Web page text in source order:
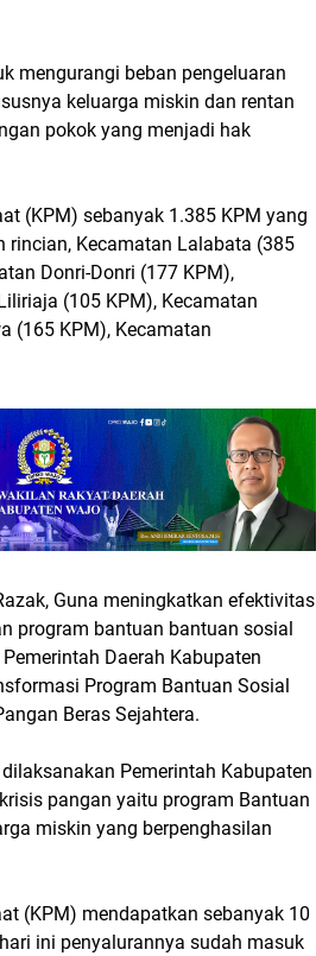
mengurangi beban pengeluaran
keluarga miskin dan rentan
pokok yang menjadi hak
(KPM) sebanyak 1.385 KPM yang
rincian, Kecamatan Lalabata (385
Donri-Donri (177 KPM),
(105 KPM), Kecamatan
(165 KPM), Kecamatan
Guna meningkatkan efektivitas
program bantuan bantuan sosial
Daerah Kabupaten
Program Bantuan Sosial
Beras Sejahtera.
Pemerintah Kabupaten
pangan yaitu program Bantuan
miskin yang berpenghasilan
(KPM) mendapatkan sebanyak 10
ini penyalurannya sudah masuk